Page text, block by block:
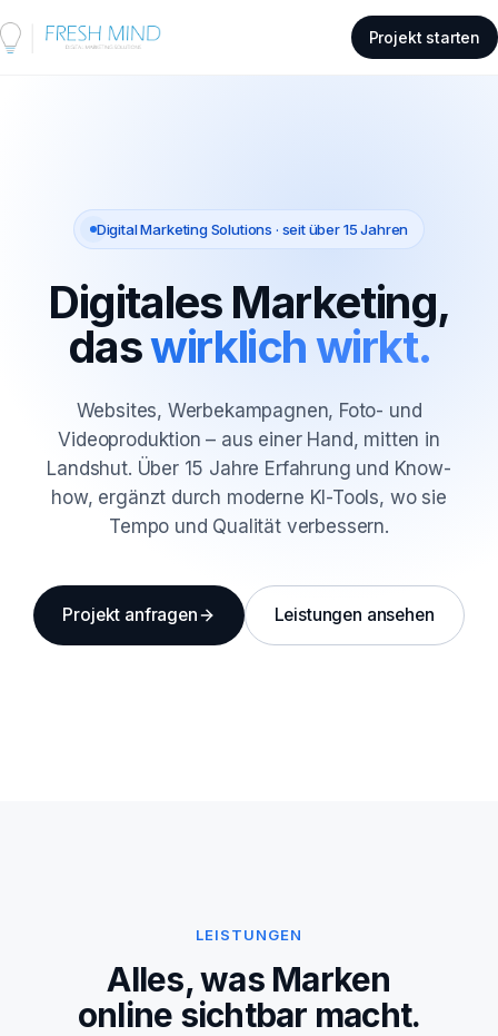
Projekt starten
Digital Marketing Solutions · seit über 15 Jahren
Digitales Marketing,
daswirklich wirkt.
Websites, Werbekampagnen, Foto- und
Videoproduktion – aus einer Hand, mitten in
Landshut. Über 15 Jahre Erfahrung und Know-
how, ergänzt durch moderne KI-Tools, wo sie
Tempo und Qualität verbessern.
Projekt anfragen Leistungen ansehen
LEISTUNGEN
Alles, was Marken
online sichtbar macht.